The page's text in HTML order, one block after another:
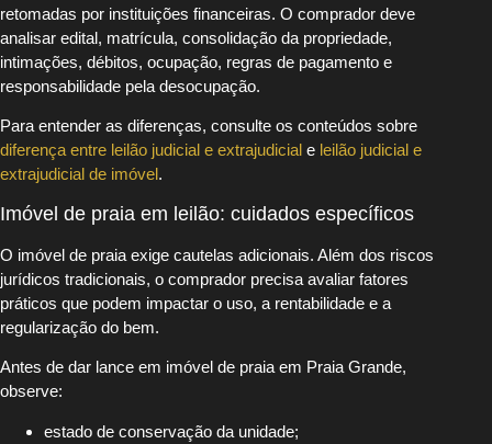
retomadas por instituições financeiras. O comprador deve
analisar edital, matrícula, consolidação da propriedade,
intimações, débitos, ocupação, regras de pagamento e
responsabilidade pela desocupação.
Para entender as diferenças, consulte os conteúdos sobre
diferença entre leilão judicial e extrajudicial e leilão judicial e
extrajudicial de imóvel.
Imóvel de praia em leilão: cuidados específicos
O imóvel de praia exige cautelas adicionais. Além dos riscos
jurídicos tradicionais, o comprador precisa avaliar fatores
práticos que podem impactar o uso, a rentabilidade e a
regularização do bem.
Antes de dar lance em imóvel de praia em Praia Grande,
observe:
estado de conservação da unidade;